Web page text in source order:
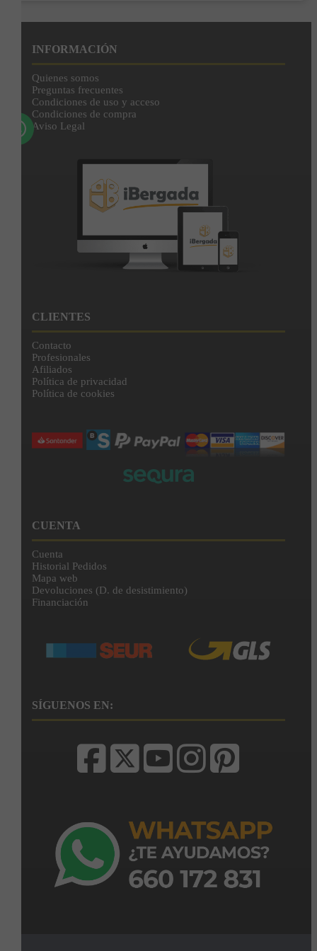
IBERGADA. Puedes cancelar tu suscripción en cualquier momento. Consulta nuestra
INFORMACIÓN
Quienes somos
Preguntas frecuentes
Condiciones de uso y acceso
Condiciones de compra
Aviso Legal
CLIENTES
Contacto
Profesionales
Afiliados
Política de privacidad
Política de cookies
CUENTA
Cuenta
Historial Pedidos
Mapa web
Devoluciones (D. de desistimiento)
Financiación
SÍGUENOS EN: